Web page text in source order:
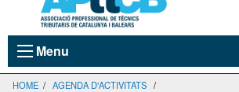
Menu
HOME / AGENDA D'ACTIVITATS /